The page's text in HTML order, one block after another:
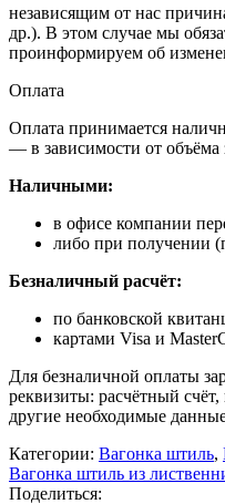
независящим от нас
др.). В этом случае мы
проинформируем об
Оплата
Оплата принимается
— в зависимости от объёма
Наличными:
в офисе компании
либо при получении
Безналичный расчёт:
по банковской
картами Visa и
Для безналичной оплаты
реквизиты: расчётный
другие необходимые
Категории: Вагонка штиль,
Вагонка штиль из
Поделиться: